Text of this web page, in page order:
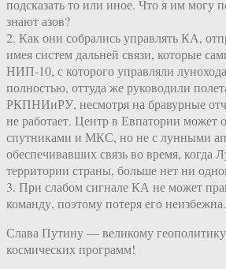
подсказать то или иное. Что я им могу
знают азов?
2. Как они собрались управлять КА,
имея систем дальней связи, которые
НИП-10, с которого управляли
полностью, оттуда же руководили
РКПНИиРУ, несмотря на бравурные
не работает. Центр в Евпатории может
спутниками и МКС, но не с лунными
обеспечивавших связь во время, когда
территории страны, больше нет ни
3. При слабом сигнале КА не может
команду, поэтому потеря его неизбежна.
Слава Путину — великому
космических программ!